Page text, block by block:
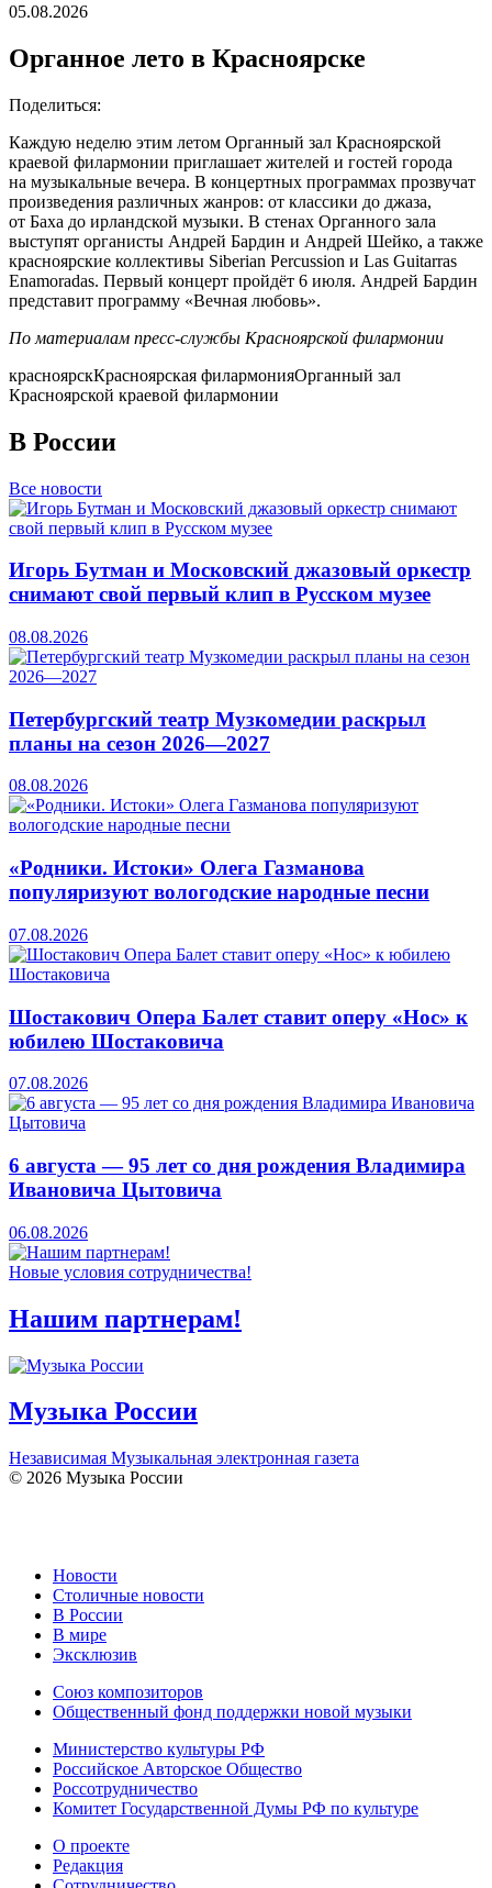
05.08.2026
Органное лето в Красноярске
Поделиться:
Каждую неделю этим летом Органный зал Красноярской
краевой филармонии приглашает жителей и гостей города
на музыкальные вечера. В концертных программах прозвучат
произведения различных жанров: от классики до джаза,
от Баха до ирландской музыки. В стенах Органного зала
выступят органисты Андрей Бардин и Андрей Шейко, а также
красноярские коллективы Siberian Percussion и Las Guitarras
Enamoradas. Первый концерт пройдёт 6 июля. Андрей Бардин
представит программу «Вечная любовь».
По материалам пресс-службы Красноярской филармонии
красноярскКрасноярская филармонияОрганный зал
Красноярской краевой филармонии
В России
Все новости
Игорь Бутман и Московский джазовый оркестр
снимают свой первый клип в Русском музее
08.08.2026
Петербургский театр Музкомедии раскрыл
планы на сезон 2026—2027
08.08.2026
«Родники. Истоки» Олега Газманова
популяризуют вологодские народные песни
07.08.2026
Шостакович Опера Балет ставит оперу «Нос» к
юбилею Шостаковича
07.08.2026
6 августа — 95 лет со дня рождения Владимира
Ивановича Цытовича
06.08.2026
Новые условия сотрудничества!
Нашим партнерам!
Музыка России
Независимая Музыкальная электронная газета
© 2026 Музыка России
Новости
Столичные новости
В России
В мире
Эксклюзив
Союз композиторов
Общественный фонд поддержки новой музыки
Министерство культуры РФ
Российское Авторское Общество
Россотрудничество
Комитет Государственной Думы РФ по культуре
О проекте
Редакция